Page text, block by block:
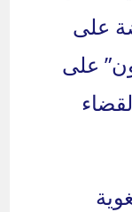
على
على